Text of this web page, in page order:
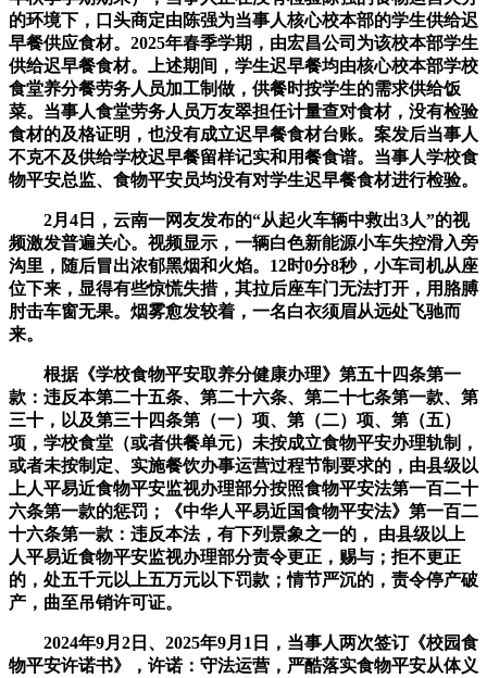
的环境下，口头商定由陈强为当事人核心校本部的学生供给迟
早餐供应食材。2025年春季学期，由宏昌公司为该校本部学生
供给迟早餐食材。上述期间，学生迟早餐均由核心校本部学校
食堂养分餐劳务人员加工制做，供餐时按学生的需求供给饭
菜。当事人食堂劳务人员万友翠担任计量查对食材，没有检验
食材的及格证明，也没有成立迟早餐食材台账。案发后当事人
不克不及供给学校迟早餐留样记实和用餐食谱。当事人学校食
物平安总监、食物平安员均没有对学生迟早餐食材进行检验。
2月4日，云南一网友发布的“从起火车辆中救出3人”的视
频激发普遍关心。视频显示，一辆白色新能源小车失控滑入旁
沟里，随后冒出浓郁黑烟和火焰。12时0分8秒，小车司机从座
位下来，显得有些惊慌失措，其拉后座车门无法打开，用胳膊
肘击车窗无果。烟雾愈发较着，一名白衣须眉从远处飞驰而
来。
根据《学校食物平安取养分健康办理》第五十四条第一
款：违反本第二十五条、第二十六条、第二十七条第一款、第
三十，以及第三十四条第（一）项、第（二）项、第（五）
项，学校食堂（或者供餐单元）未按成立食物平安办理轨制，
或者未按制定、实施餐饮办事运营过程节制要求的，由县级以
上人平易近食物平安监视办理部分按照食物平安法第一百二十
六条第一款的惩罚；《中华人平易近国食物平安法》第一百二
十六条第一款：违反本法，有下列景象之一的， 由县级以上
人平易近食物平安监视办理部分责令更正，赐与；拒不更正
的，处五千元以上五万元以下罚款；情节严沉的，责令停产破
产，曲至吊销许可证。
2024年9月2日、2025年9月1日，当事人两次签订《校园食
物平安许诺书》，许诺：守法运营，严酷落实食物平安从体义